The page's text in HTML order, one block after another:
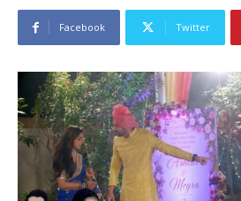
Facebook Twitter